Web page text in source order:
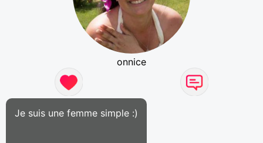
onnice
Je suis une femme simple :)